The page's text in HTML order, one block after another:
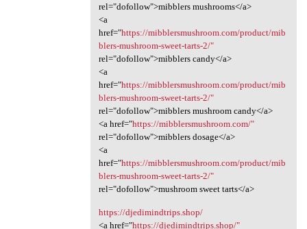
rel="dofollow">mibblers mushrooms</a>
<a
href="https://mibblersmushroom.com/product/mib
blers-mushroom-sweet-tarts-2/"
rel="dofollow">mibblers candy</a>
<a
href="https://mibblersmushroom.com/product/mib
blers-mushroom-sweet-tarts-2/"
rel="dofollow">mibblers mushroom candy</a>
<a href="https://mibblersmushroom.com/"
rel="dofollow">mibblers dosage</a>
<a
href="https://mibblersmushroom.com/product/mib
blers-mushroom-sweet-tarts-2/"
rel="dofollow">mushroom sweet tarts</a>
https://djedimindtrips.shop/
<a href="https://djedimindtrips.shop/"